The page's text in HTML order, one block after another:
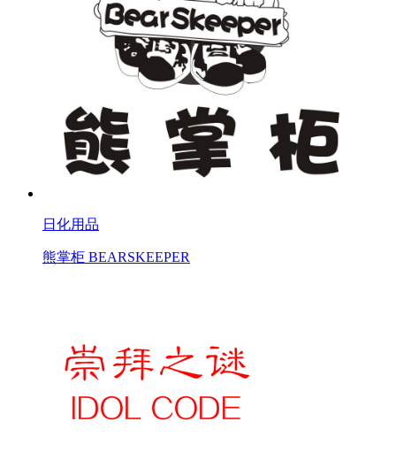
日化用品
熊掌柜 BEARSKEEPER